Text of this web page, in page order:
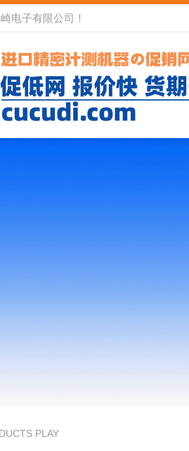
电子有限公司！
PLAY